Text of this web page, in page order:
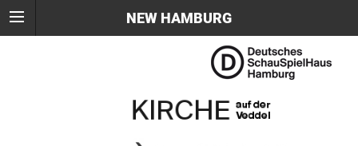
NEW HAMBURG